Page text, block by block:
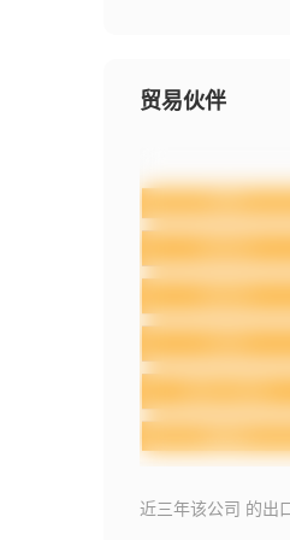
贸易伙伴
近三年该公司 的出